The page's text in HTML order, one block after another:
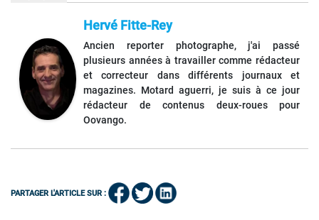
Hervé Fitte-Rey
Ancien reporter photographe, j'ai passé
plusieurs années à travailler comme rédacteur
et correcteur dans différents journaux et
magazines. Motard aguerri, je suis à ce jour
rédacteur de contenus deux-roues pour
Oovango.
PARTAGER L'ARTICLE SUR :